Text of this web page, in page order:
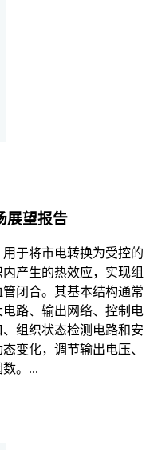
展望报告
于将市电转换为受控的
产生的热效应，实现组
闭合。其基本结构通常
路、输出网络、控制电
组织状态检测电路和安
变化，调节输出电压、
。...